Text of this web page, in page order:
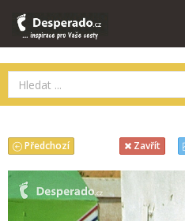
Předchozí Zavřít